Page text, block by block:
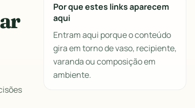
Por que estes links aparecem
aqui
Entram aqui porque o conteúdo
gira em torno de vaso, recipiente,
varanda ou composição em
ambiente.